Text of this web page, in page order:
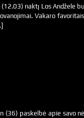
(12.03) naktį Los Andžele
Vakaro
(36) paskelbė apie savo